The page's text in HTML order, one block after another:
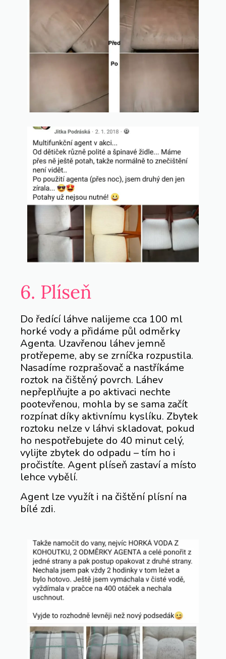
6. Plíseň
Do ředící láhve nalijeme cca 100 ml
horké vody a přidáme půl odměrky
Agenta. Uzavřenou láhev jemně
protřepeme, aby se zrníčka rozpustila.
Nasadíme rozprašovač a nastříkáme
roztok na čištěný povrch. Láhev
nepřeplňujte a po aktivaci nechte
pootevřenou, mohla by se sama začít
rozpínat díky aktivnímu kyslíku. Zbytek
roztoku nelze v láhvi skladovat, pokud
ho nespotřebujete do 40 minut celý,
vylijte zbytek do odpadu – tím ho i
pročistíte. Agent plíseň zastaví a místo
lehce vybělí.
Agent lze využít i na čištění plísní na
bílé zdi.